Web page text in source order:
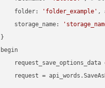
    folder:
'folder_example' ,
    storage_name:
}
begin
request_save_options_data
request =